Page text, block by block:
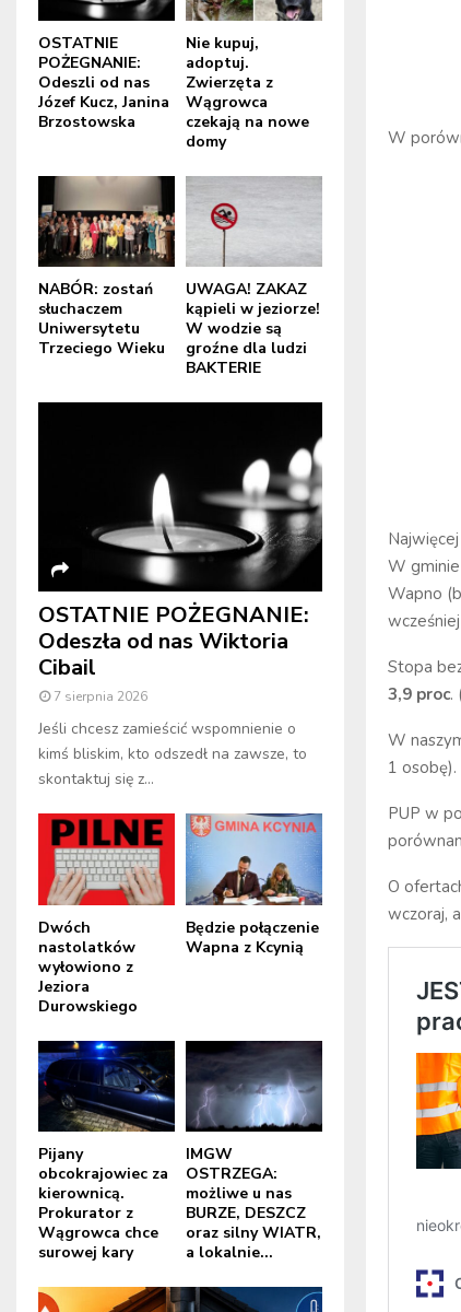
W
W
Wapno
Stopa
3,9 proc.
W
1 osobę).
PUP w
O
wczoraj,
OSTATNIE
POŻEGNANIE:
Odeszli od nas
Józef Kucz, Janina
Brzostowska
Nie kupuj,
adoptuj.
Zwierzęta z
Wągrowca
czekają na nowe
domy
NABÓR: zostań
słuchaczem
Uniwersytetu
Trzeciego Wieku
UWAGA! ZAKAZ
kąpieli w jeziorze!
W wodzie są
groźne dla ludzi
BAKTERIE
OSTATNIE POŻEGNANIE:
Odeszła od nas Wiktoria
Cibail
7 sierpnia 2026
Jeśli chcesz zamieścić wspomnienie o
kimś bliskim, kto odszedł na zawsze, to
skontaktuj się z...
Dwóch
nastolatków
wyłowiono z
Jeziora
Durowskiego
Będzie połączenie
Wapna z Kcynią
Pijany
obcokrajowiec za
kierownicą.
Prokurator z
Wągrowca chce
surowej kary
IMGW
OSTRZEGA:
możliwe u nas
BURZE, DESZCZ
oraz silny WIATR,
a lokalnie...